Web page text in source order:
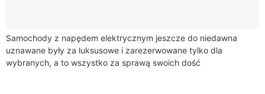
Samochody z napędem elektrycznym jeszcze do niedawna
uznawane były za luksusowe i zarezerwowane tylko dla
wybranych, a to wszystko za sprawą swoich dość